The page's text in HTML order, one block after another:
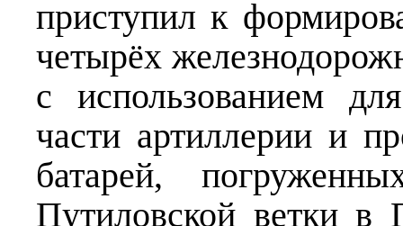
приступил к
четырёх
с использованием
части артиллерии и
батарей,
Путиловской ветки в